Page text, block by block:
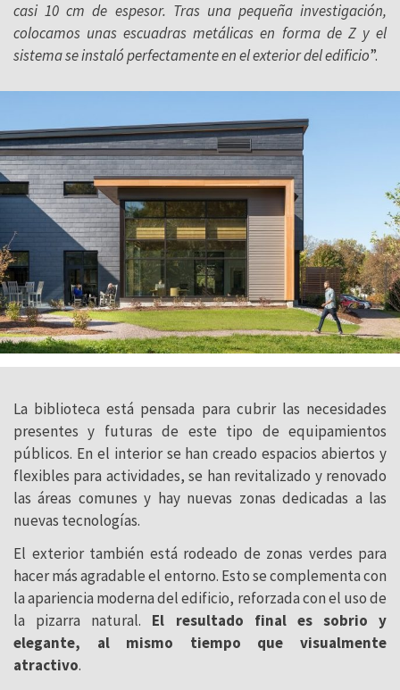
casi 10 cm de espesor. Tras una pequeña investigación,
colocamos unas escuadras metálicas en forma de Z y el
sistema se instaló perfectamente en el exterior del edificio”.
La biblioteca está pensada para cubrir las necesidades
presentes y futuras de este tipo de equipamientos
públicos. En el interior se han creado espacios abiertos y
flexibles para actividades, se han revitalizado y renovado
las áreas comunes y hay nuevas zonas dedicadas a las
nuevas tecnologías.
El exterior también está rodeado de zonas verdes para
hacer más agradable el entorno. Esto se complementa con
la apariencia moderna del edificio, reforzada con el uso de
la pizarra natural. El resultado final es sobrio y
elegante, al mismo tiempo que visualmente
atractivo.